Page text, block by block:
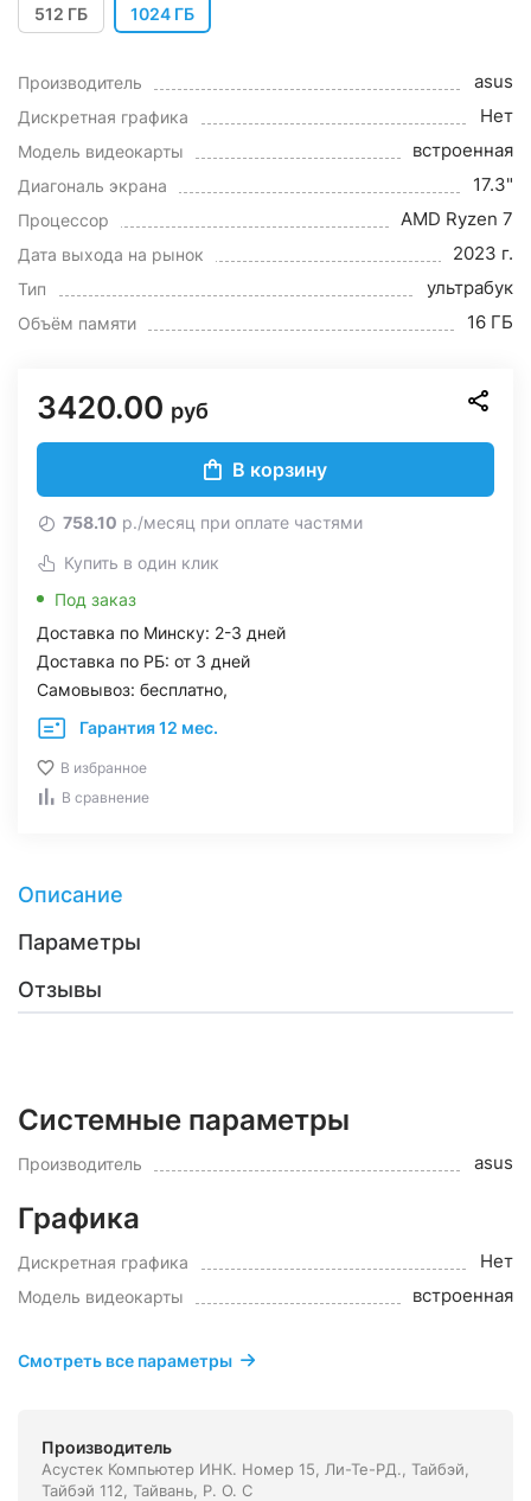
512 ГБ 1024 ГБ
Производитель asus
Дискретная графика Нет
Модель видеокарты встроенная
Диагональ экрана 17.3"
Процессор AMD Ryzen 7
Дата выхода на рынок 2023 г.
Тип ультрабук
Объём памяти 16 ГБ
3420.00 руб
В корзину
758.10 р./месяц при оплате частями
Купить в один клик
Под заказ
Доставка по Минску: 2-3 дней
Доставка по РБ: от 3 дней
Самовывоз: бесплатно,
Гарантия 12 мес.
В избранное
В сравнение
Описание
Параметры
Отзывы
Системные параметры
Производитель asus
Графика
Дискретная графика Нет
Модель видеокарты встроенная
Смотреть все параметры
Производитель
Асустек Компьютер ИНК. Номер 15, Ли-Те-РД., Тайбэй,
Тайбэй 112, Тайвань, Р. О. С